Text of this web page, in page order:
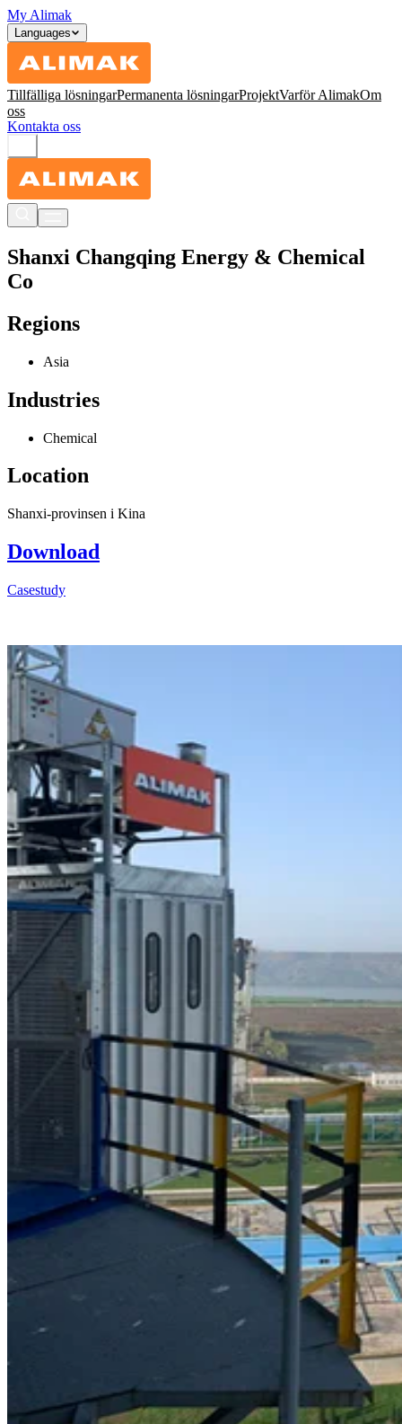
My Alimak
Languages
Tillfälliga lösningarPermanenta lösningarProjektVarför AlimakOm
oss
Kontakta oss
Shanxi Changqing Energy & Chemical
Co
Regions
Asia
Industries
Chemical
Location
Shanxi-provinsen i Kina
Download
Casestudy